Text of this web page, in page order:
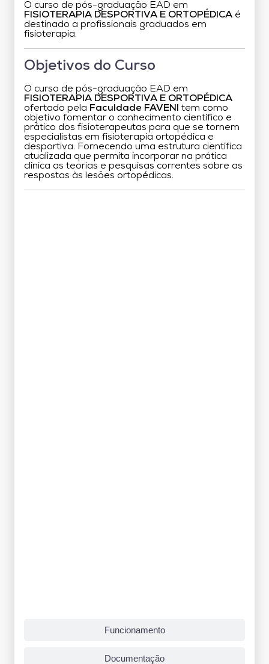
O curso de pós-graduação EAD em
FISIOTERAPIA DESPORTIVA E ORTOPÉDICA é
destinado a profissionais graduados em
fisioterapia.
Objetivos do Curso
O curso de pós-graduação EAD em
FISIOTERAPIA DESPORTIVA E ORTOPÉDICA
ofertado pela Faculdade FAVENI
tem como
objetivo fomentar o conhecimento científico e
prático dos fisioterapeutas para que se tornem
especialistas em fisioterapia ortopédica e
desportiva. Fornecendo uma estrutura científica
atualizada que permita incorporar na prática
clínica as teorias e pesquisas correntes sobre as
respostas às lesões ortopédicas.
Funcionamento
Documentação